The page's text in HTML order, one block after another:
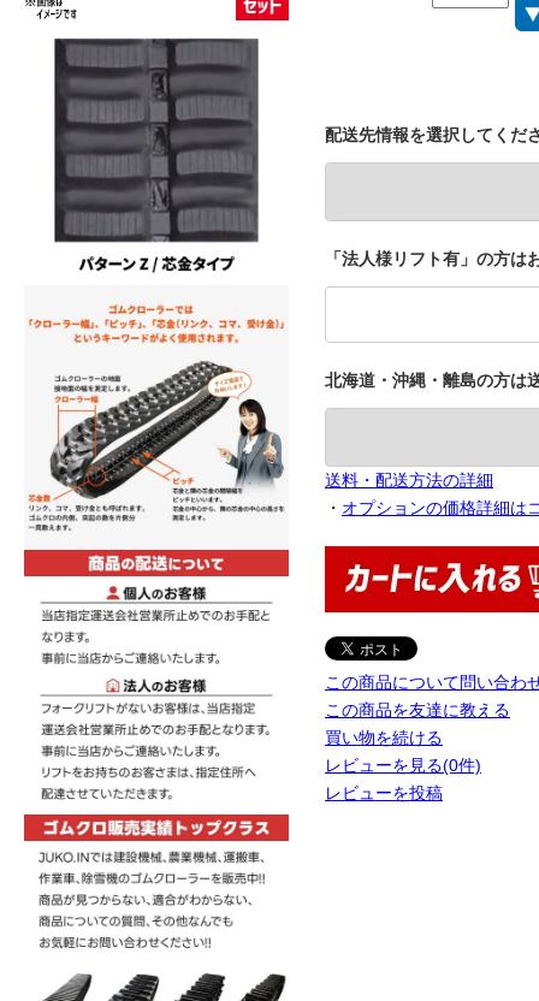
配送先情報を選択してくだ
「法人様リフト有」の方
北海道・沖縄・離島の方は
送料・配送方法の詳細
・ オプションの価格詳細は
この商品について問い合わ
この商品を友達に教える
買い物を続ける
レビューを見る(0件)
レビューを投稿